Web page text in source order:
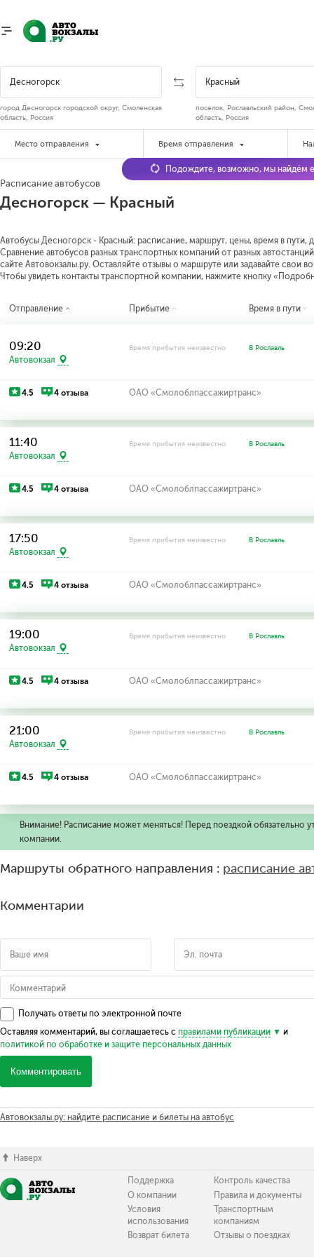
город Десногорск городской округ, Смоленская
область, Россия
поселок, Рославльский район,
область, Россия
Место отправления Время отправления
Расписание автобусов
Десногорск — Красный
Автобусы Десногорск - Красный: расписание, маршрут, цены, время в пути,
Сравнение автобусов разных транспортных компаний от разных
сайте Автовокзалы.ру. Оставляйте отзывы о маршруте или задавайте свои
Чтобы увидеть контакты транспортной компании, нажмите кнопку
Подождите, возможно, мы найдём
Отправление Прибытие Время в пути
09:20
Автовокзал
Время прибытия неизвестно В Рославль
4.5 4 отзыва ОАО «Смолоблпассажиртранс»
11:40
Автовокзал
Время прибытия неизвестно В Рославль
4.5 4 отзыва ОАО «Смолоблпассажиртранс»
17:50
Автовокзал
Время прибытия неизвестно В Рославль
4.5 4 отзыва ОАО «Смолоблпассажиртранс»
19:00
Автовокзал
Время прибытия неизвестно В Рославль
4.5 4 отзыва ОАО «Смолоблпассажиртранс»
21:00
Автовокзал
Время прибытия неизвестно В Рославль
4.5 4 отзыва ОАО «Смолоблпассажиртранс»
Внимание! Расписание может меняться! Перед поездкой обязательно
компании.
Маршруты обратного направления : расписание
Комментарии
Получать ответы по электронной почте
Оставляя комментарий, вы соглашаетесь с правилами публикации
и
политикой по обработке и защите персональных данных
Комментировать
Автовокзалы.ру: найдите расписание и билеты на автобус
Наверх
Поддержка
О компании
Условия
использования
Возврат билета
Контроль качества
Правила и документы
Транспортным
компаниям
Отзывы о поездках